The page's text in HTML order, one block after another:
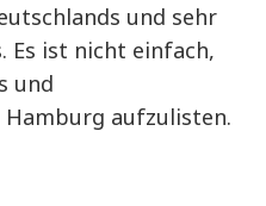
und sehr
ist nicht einfach,
und
aufzulisten.